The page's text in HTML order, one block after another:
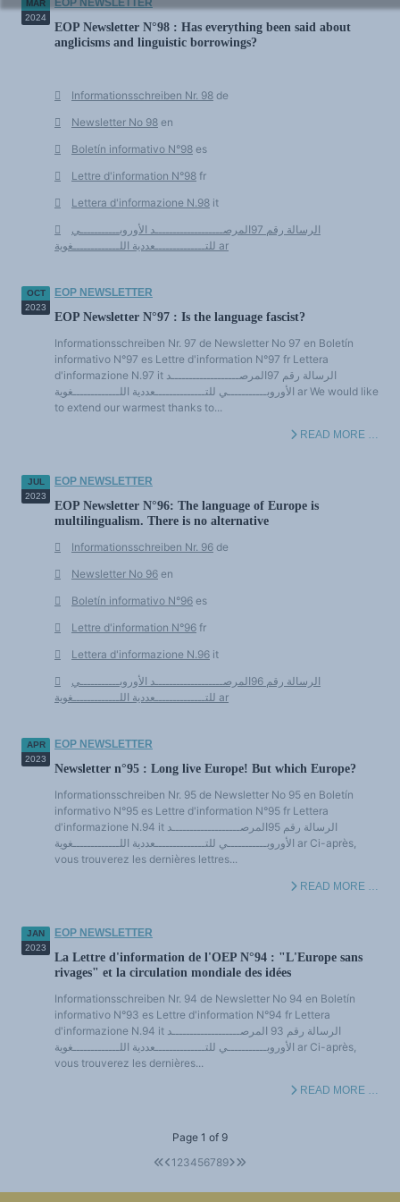
MAR
2024
EOP NEWSLETTER
EOP Newsletter N°98 : Has everything been said about
anglicisms and linguistic borrowings?
Informationsschreiben Nr. 98 de
Newsletter No 98 en
Boletín informativo N°98 es
Lettre d'information N°98 fr
Lettera d'informazione N.98 it
الرسالة رقم 97المرصـــــــــــــــــــد الأوروبـــــــــــي
للتــــــــــــــعددية اللـــــــــــــغوية ar
OCT
2023
EOP NEWSLETTER
EOP Newsletter N°97 : Is the language fascist?
Informationsschreiben Nr. 97 de Newsletter No 97 en Boletín
informativo N°97 es Lettre d'information N°97 fr Lettera
d'informazione N.97 it الرسالة رقم 97المرصـــــــــــــــــــد
الأوروبـــــــــــي للتــــــــــــــعددية اللـــــــــــــغوية ar We would like
to extend our warmest thanks to...
READ MORE …
JUL
2023
EOP NEWSLETTER
EOP Newsletter N°96: The language of Europe is
multilingualism. There is no alternative
Informationsschreiben Nr. 96 de
Newsletter No 96 en
Boletín informativo N°96 es
Lettre d'information N°96 fr
Lettera d'informazione N.96 it
الرسالة رقم 96المرصـــــــــــــــــــد الأوروبـــــــــــي
للتــــــــــــــعددية اللـــــــــــــغوية ar
APR
2023
EOP NEWSLETTER
Newsletter n°95 : Long live Europe! But which Europe?
Informationsschreiben Nr. 95 de Newsletter No 95 en Boletín
informativo N°95 es Lettre d'information N°95 fr Lettera
d'informazione N.94 it الرسالة رقم 95المرصـــــــــــــــــــد
الأوروبـــــــــــي للتــــــــــــــعددية اللـــــــــــــغوية ar Ci-après,
vous trouverez les dernières lettres...
READ MORE …
JAN
2023
EOP NEWSLETTER
La Lettre d'information de l'OEP N°94 : "L'Europe sans
rivages" et la circulation mondiale des idées
Informationsschreiben Nr. 94 de Newsletter No 94 en Boletín
informativo N°93 es Lettre d'information N°94 fr Lettera
d'informazione N.94 it الرسالة رقم 93 المرصـــــــــــــــــــد
الأوروبـــــــــــي للتــــــــــــــعددية اللـــــــــــــغوية ar Ci-après,
vous trouverez les dernières...
READ MORE …
Page 1 of 9
1 23456789